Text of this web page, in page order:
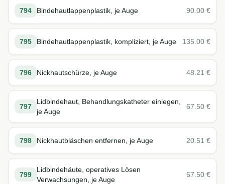
794 Bindehautlappenplastik, je Auge 90.00 €
795 Bindehautlappenplastik, kompliziert, je Auge 135.00 €
796 Nickhautschürze, je Auge 48.21 €
797
Lidbindehaut, Behandlungskatheter einlegen,
je Auge
67.50 €
798 Nickhautbläschen entfernen, je Auge 20.51 €
799
Lidbindehäute, operatives Lösen
Verwachsungen, je Auge
67.50 €